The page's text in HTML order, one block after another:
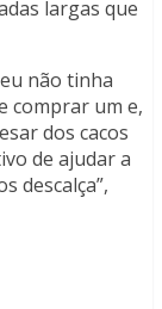
largas que
não tinha
comprar um e,
dos cacos
de ajudar a
descalça”,